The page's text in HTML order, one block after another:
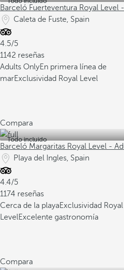
Barceló Fuerteventura Royal Level
Caleta de Fuste, Spain
4.5/5
1142 reseñas
Adults OnlyEn primera línea de
marExclusividad Royal Level
Compara
Todo incluido
Barceló Margaritas Royal Level -
Playa del Ingles, Spain
4.4/5
1174 reseñas
Cerca de la playaExclusividad Royal
LevelExcelente gastronomía
Compara